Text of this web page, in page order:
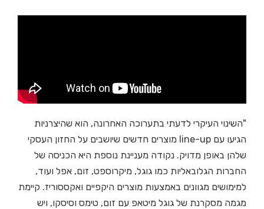
"השינוי העיקרי לדעתי בתערוכה האחרונה, הוא שהיצרניות
הגיעו עם line-up מוצרים חדשים שיושבים על החזון העסקי
שלהן באופן מדויק. נקודה מעניינת נוספת היא הכניסה של
החברות הגלובאליות כמו גוגל, מיקרוספט, זום, אפל ועוד,
למימושים מגוונים באמצעות מוצרים היקפיים ואקססוריז. קיימת
מגמה מסקרנת של גוגל מיטאפ עם זום, טימס וסיסקו, ויש